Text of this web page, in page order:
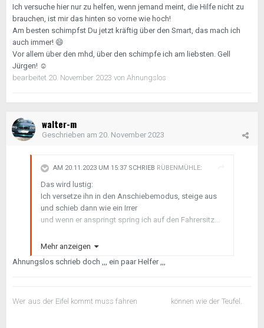
Ich versuche hier nur zu helfen, wenn jemand meint, die Hilfe nicht zu
brauchen, ist mir das hinten so vorne wie hoch!
Am besten schimpfst Du jetzt kräftig über den Smart, das mach ich
auch immer! 😄
Vor allem über den mhd, über den schimpfe ich am liebsten. Gell
Jürgen! ☺️
bearbeitet 20. November 2023 von Ahnungslos
walter-m
Geschrieben am 20. November 2023
AM 20.11.2023 UM 15:37 SCHRIEB RÜBENMÜHLE:
Das wird lustig:
Ich versetze ihn in den Anschiebemodus, steige aus
und schieb dann wie ein Irrer
und wenn er anspringt spring ich auf den Fahrersitz...
Das habe ich das letzte Mal vor 20 Jahren mit meinem
Mehr anzeigen
Ahnungslos schrieb doch ,,, ein paar Helfer ,,,
Wer aus der Eifel kommt muss fahren können wie der Teufel.